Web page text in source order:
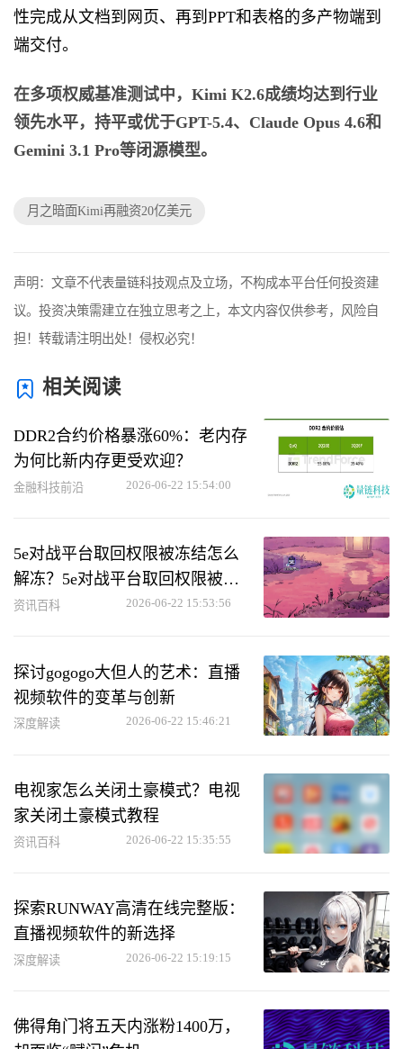
性完成从文档到网页、再到PPT和表格的多产物端到
端交付。
在多项权威基准测试中，Kimi K2.6成绩均达到行业
领先水平，持平或优于GPT-5.4、Claude Opus 4.6和
Gemini 3.1 Pro等闭源模型。
月之暗面Kimi再融资20亿美元
声明：文章不代表量链科技观点及立场，不构成本平台任何投资建
议。投资决策需建立在独立思考之上，本文内容仅供参考，风险自
担！转载请注明出处！侵权必究！
相关阅读
DDR2合约价格暴涨60%：老内存
为何比新内存更受欢迎？
金融科技前沿 2026-06-22 15:54:00
5e对战平台取回权限被冻结怎么
解冻？5e对战平台取回权限被冻
结解冻方法
资讯百科 2026-06-22 15:53:56
探讨gogogo大但人的艺术：直播
视频软件的变革与创新
深度解读 2026-06-22 15:46:21
电视家怎么关闭土豪模式？电视
家关闭土豪模式教程
资讯百科 2026-06-22 15:35:55
探索RUNWAY高清在线完整版：
直播视频软件的新选择
深度解读 2026-06-22 15:19:15
佛得角门将五天内涨粉1400万，